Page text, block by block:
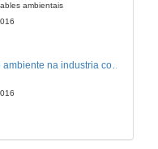
ambientais
I+D no medio ambiente na industria conservera